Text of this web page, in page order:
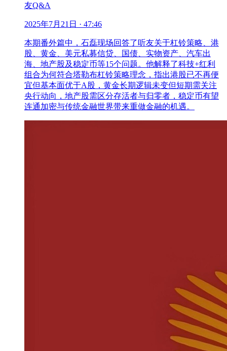
友Q&A
2025年7月21日 · 47:46
本期番外篇中，石磊现场回答了听友关于杠铃策略、港
股、黄金、美元私募信贷、国债、实物资产、汽车出
海、地产股及稳定币等15个问题。他解释了科技+红利
组合为何符合塔勒布杠铃策略理念，指出港股已不再便
宜但基本面优于A股，黄金长期逻辑未变但短期需关注
央行动向，地产股需区分存活者与归零者，稳定币有望
连通加密与传统金融世界带来重做金融的机遇。